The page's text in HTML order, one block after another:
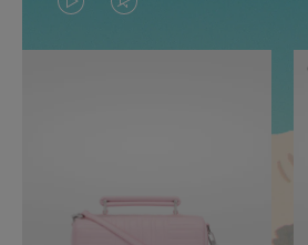
VIDEO
IS
GEPAUZEERD,
OP
HET
GELUID